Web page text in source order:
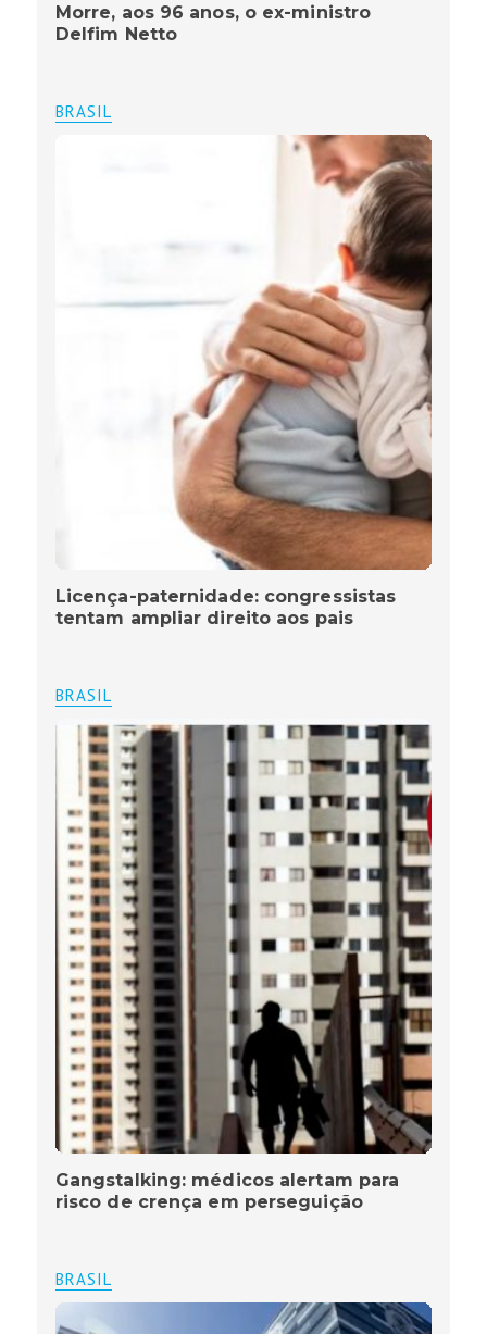
Morre, aos 96 anos, o ex-ministro
Delfim Netto
BRASIL
Licença-paternidade: congressistas
tentam ampliar direito aos pais
BRASIL
Gangstalking: médicos alertam para
risco de crença em perseguição
BRASIL